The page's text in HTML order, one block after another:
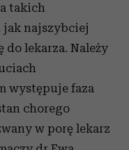
takich
najszybciej
do lekarza. Należy
występuje faza
chorego
w porę lekarz